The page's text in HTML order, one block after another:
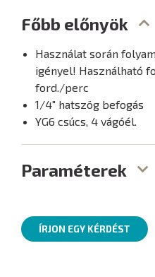
Főbb előnyök
Használat során
igényel! Használható
ford./perc
1/4" hatszög befogás
YG6 csúcs, 4 vágóél.
Paraméterek
ÍRJON EGY KÉRDÉST